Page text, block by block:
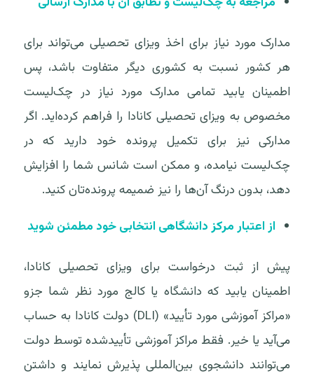
مدارک مورد نیاز برای اخذ ویزای تحصیلی می‌تواند برای
هر کشور نسبت به کشوری دیگر متفاوت باشد، پس
اطمینان یابید تمامی مدارک مورد نیاز در چک‌لیست
مخصوص به ویزای تحصیلی کانادا را فراهم کرده‌اید. اگر
مدارکی نیز برای تکمیل پرونده خود دارید که در
چک‌لیست نیامده، و ممکن است شانس شما را افزایش
دهد، بدون درنگ آن‌ها را نیز ضمیمه پرونده‌تان کنید.
از اعتبار مرکز دانشگاهی انتخابی خود مطمئن شوید
پیش از ثبت درخواست برای ویزای تحصیلی کانادا،
اطمینان یابید که دانشگاه یا کالج مورد نظر شما جزو
«مراکز آموزشی مورد تأیید» (DLI) دولت کانادا به حساب
می‌آید یا خیر. فقط مراکز آموزشی تأییدشده توسط دولت
می‌توانند دانشجوی بین‌المللی پذیرش نمایند و داشتن